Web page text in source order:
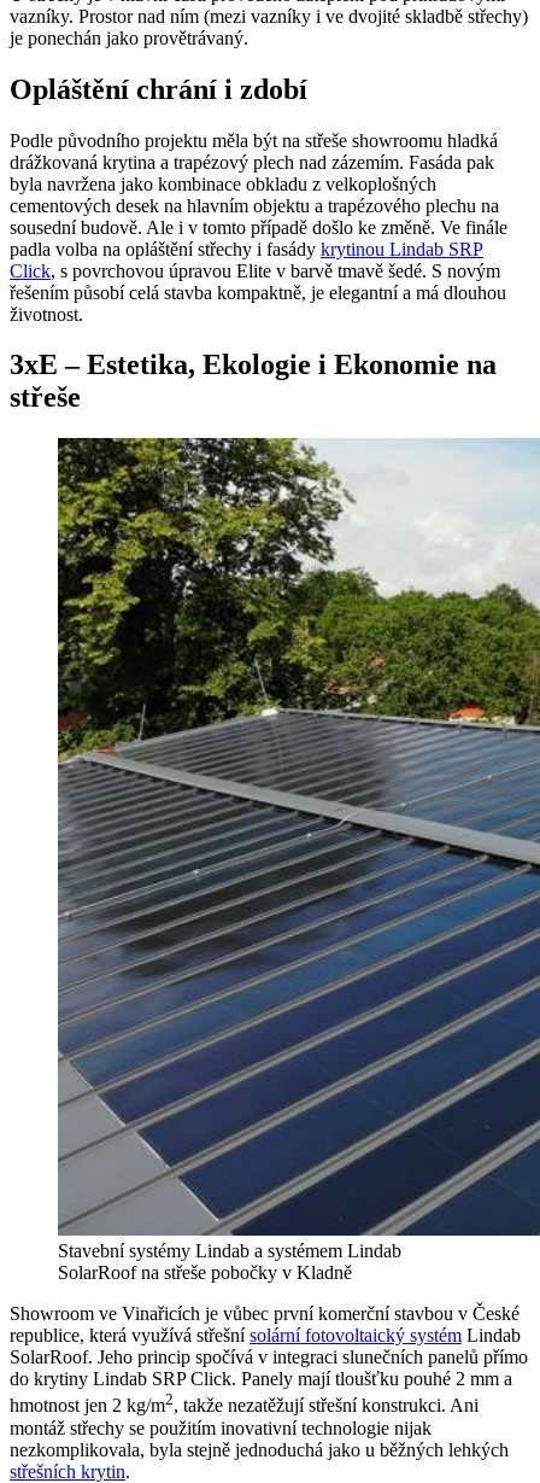
vazníky. Prostor nad ním (mezi vazníky i ve dvojité skladbě střechy)
je ponechán jako provětrávaný.
Opláštění chrání i zdobí
Podle původního projektu měla být na střeše showroomu hladká
drážkovaná krytina a trapézový plech nad zázemím. Fasáda pak
byla navržena jako kombinace obkladu z velkoplošných
cementových desek na hlavním objektu a trapézového plechu na
sousední budově. Ale i v tomto případě došlo ke změně. Ve finále
padla volba na opláštění střechy i fasády krytinou Lindab SRP
Click, s povrchovou úpravou Elite v barvě tmavě šedé. S novým
řešením působí celá stavba kompaktně, je elegantní a má dlouhou
životnost.
3xE –Estetika, Ekologie i Ekonomie na
střeše
Stavební systémy Lindab a systémem Lindab
SolarRoof na střeše pobočky v Kladně
Showroom ve Vinařicích je vůbec první komerční stavbou v České
republice, která využívá střešnísolární fotovoltaický systém Lindab
SolarRoof. Jeho princip spočívá v integraci slunečních panelů přímo
do krytiny Lindab SRP Click. Panely mají tloušťku pouhé 2 mm a
hmotnost jen 2 kg/m2, takže nezatěžují střešní konstrukci. Ani
montáž střechy se použitím inovativní technologie nijak
nezkomplikovala, byla stejně jednoduchá jako u běžných lehkých
střešních krytin.